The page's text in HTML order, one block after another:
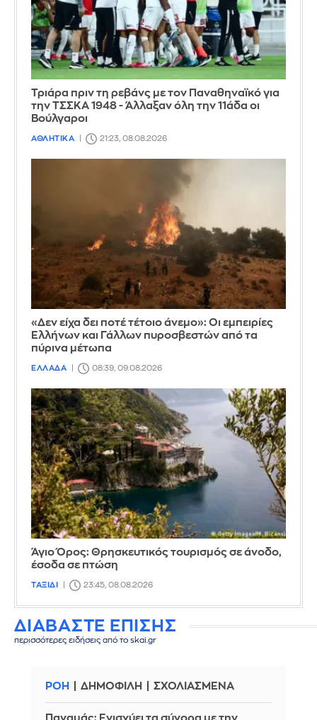
Τριάρα πριν τη ρεβάνς με τον Παναθηναϊκό για
την ΤΣΣΚΑ 1948 - Άλλαξαν όλη την 11άδα οι
Βούλγαροι
ΑΘΛΗΤΙΚΑ 21:23, 08.08.2026
«Δεν είχα δει ποτέ τέτοιο άνεμο»: Οι εμπειρίες
Ελλήνων και Γάλλων πυροσβεστών από τα
πύρινα μέτωπα
ΕΛΛΑΔΑ 08:39, 09.08.2026
Άγιο Όρος: Θρησκευτικός τουρισμός σε άνοδο,
έσοδα σε πτώση
ΤΑΞΙΔΙ 23:45, 08.08.2026
ΔΙΑΒΑΣΤΕ ΕΠΙΣΗΣ
περισσότερες ειδήσεις από το skai.gr
ΡΟΗ ΔΗΜΟΦΙΛΗ ΣΧΟΛΙΑΣΜΕΝΑ